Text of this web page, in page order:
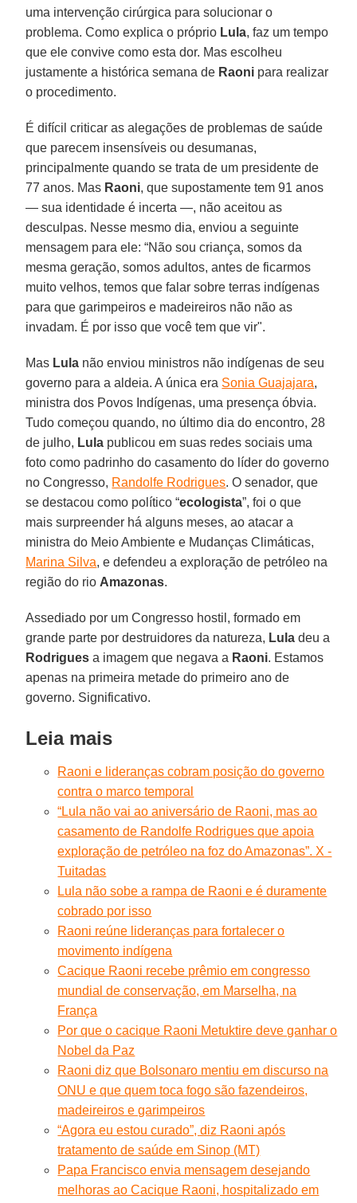
uma intervenção cirúrgica para solucionar o
problema. Como explica o próprio Lula, faz um tempo
que ele convive como esta dor. Mas escolheu
justamente a histórica semana de Raoni para realizar
o procedimento.
É difícil criticar as alegações de problemas de saúde
que parecem insensíveis ou desumanas,
principalmente quando se trata de um presidente de
77 anos. Mas Raoni, que supostamente tem 91 anos
— sua identidade é incerta —, não aceitou as
desculpas. Nesse mesmo dia, enviou a seguinte
mensagem para ele: “Não sou criança, somos da
mesma geração, somos adultos, antes de ficarmos
muito velhos, temos que falar sobre terras indígenas
para que garimpeiros e madeireiros não não as
invadam. É por isso que você tem que vir".
Mas Lula não enviou ministros não indígenas de seu
governo para a aldeia. A única era Sonia Guajajara,
ministra dos Povos Indígenas, uma presença óbvia.
Tudo começou quando, no último dia do encontro, 28
de julho, Lula publicou em suas redes sociais uma
foto como padrinho do casamento do líder do governo
no Congresso, Randolfe Rodrigues. O senador, que
se destacou como político “ecologista”, foi o que
mais surpreender há alguns meses, ao atacar a
ministra do Meio Ambiente e Mudanças Climáticas,
Marina Silva, e defendeu a exploração de petróleo na
região do rio Amazonas.
Assediado por um Congresso hostil, formado em
grande parte por destruidores da natureza, Lula deu a
Rodrigues a imagem que negava a Raoni. Estamos
apenas na primeira metade do primeiro ano de
governo. Significativo.
Leia mais
Raoni e lideranças cobram posição do governo
contra o marco temporal
“Lula não vai ao aniversário de Raoni, mas ao
casamento de Randolfe Rodrigues que apoia
exploração de petróleo na foz do Amazonas”. X -
Tuitadas
Lula não sobe a rampa de Raoni e é duramente
cobrado por isso
Raoni reúne lideranças para fortalecer o
movimento indígena
Cacique Raoni recebe prêmio em congresso
mundial de conservação, em Marselha, na
França
Por que o cacique Raoni Metuktire deve ganhar o
Nobel da Paz
Raoni diz que Bolsonaro mentiu em discurso na
ONU e que quem toca fogo são fazendeiros,
madeireiros e garimpeiros
“Agora eu estou curado”, diz Raoni após
tratamento de saúde em Sinop (MT)
Papa Francisco envia mensagem desejando
melhoras ao Cacique Raoni, hospitalizado em